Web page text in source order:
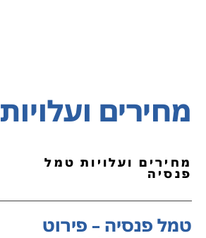
מחירים ועלויות
מחירים ועלויות טמל
פנסיה
טמל פנסיה – פירוט